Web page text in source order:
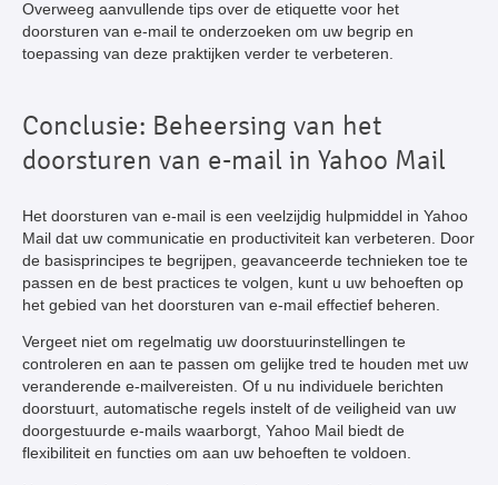
Overweeg aanvullende tips over de etiquette voor het
doorsturen van e-mail te onderzoeken om uw begrip en
toepassing van deze praktijken verder te verbeteren.
Conclusie: Beheersing van het
doorsturen van e-mail in Yahoo Mail
Het doorsturen van e-mail is een veelzijdig hulpmiddel in Yahoo
Mail dat uw communicatie en productiviteit kan verbeteren. Door
de basisprincipes te begrijpen, geavanceerde technieken toe te
passen en de best practices te volgen, kunt u uw behoeften op
het gebied van het doorsturen van e-mail effectief beheren.
Vergeet niet om regelmatig uw doorstuurinstellingen te
controleren en aan te passen om gelijke tred te houden met uw
veranderende e-mailvereisten. Of u nu individuele berichten
doorstuurt, automatische regels instelt of de veiligheid van uw
doorgestuurde e-mails waarborgt, Yahoo Mail biedt de
flexibiliteit en functies om aan uw behoeften te voldoen.